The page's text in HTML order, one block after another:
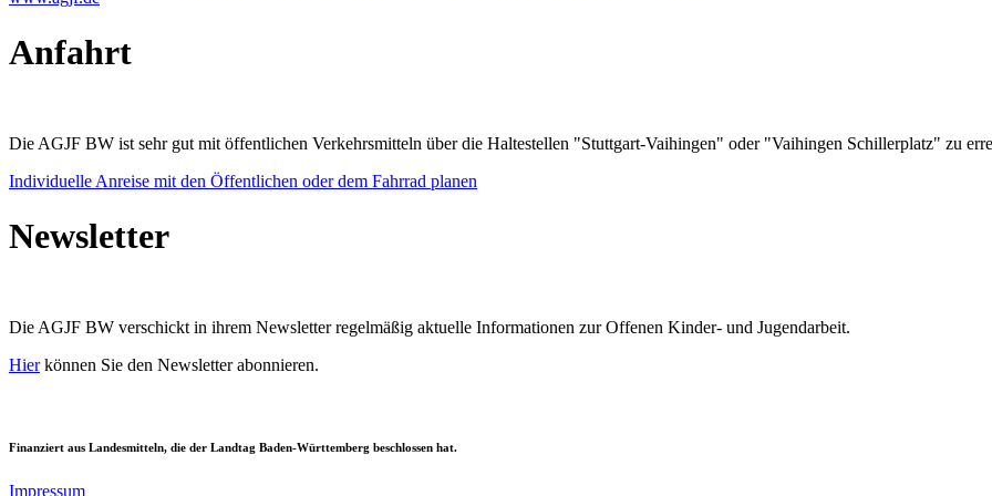
Anfahrt
Die AGJF BW ist sehr gut mit öffentlichen Verkehrsmitteln über die Haltestellen "Stuttgart-Vaihingen" oder "Vaihingen Schillerplatz" zu
Individuelle Anreise mit den Öffentlichen oder dem Fahrrad planen
Newsletter
Die AGJF BW verschickt in ihrem Newsletterregelmäßig aktuelle Informationen zurOffenen Kinder- und Jugendarbeit.
Hierkönnen Sie den Newsletter abonnieren.
Finanziert aus Landesmitteln, die der Landtag Baden-Württemberg beschlossen hat.
Impressum